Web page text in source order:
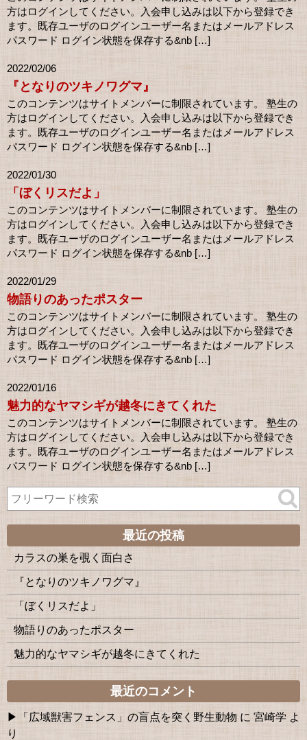
方はログインしてください。入会申し込みは以下から登録でき
ます。既存ユーザのログインユーザー名またはメールアドレス
パスワード ログイン状態を保存する&nb […]
2022/02/06
『となりのツキノワグマ』
このコンテンツはサイトメンバーに制限されています。 塾生の
方はログインしてください。入会申し込みは以下から登録でき
ます。既存ユーザのログインユーザー名またはメールアドレス
パスワード ログイン状態を保存する&nb […]
2022/01/30
「ぼくリスだよ」
このコンテンツはサイトメンバーに制限されています。 塾生の
方はログインしてください。入会申し込みは以下から登録でき
ます。既存ユーザのログインユーザー名またはメールアドレス
パスワード ログイン状態を保存する&nb […]
2022/01/29
物語りのあったポスター
このコンテンツはサイトメンバーに制限されています。 塾生の
方はログインしてください。入会申し込みは以下から登録でき
ます。既存ユーザのログインユーザー名またはメールアドレス
パスワード ログイン状態を保存する&nb […]
2022/01/16
魅力的なヤマシギが越冬にきてくれた
このコンテンツはサイトメンバーに制限されています。 塾生の
方はログインしてください。入会申し込みは以下から登録でき
ます。既存ユーザのログインユーザー名またはメールアドレス
パスワード ログイン状態を保存する&nb […]
最近の投稿
カラスの巣を覗く面白さ
『となりのツキノワグマ』
「ぼくリスだよ」
物語りのあったポスター
魅力的なヤマシギが越冬にきてくれた
最近のコメント
「広域獣害フェンス」の盲点を突く野生動物 に 宮崎学 よ
り